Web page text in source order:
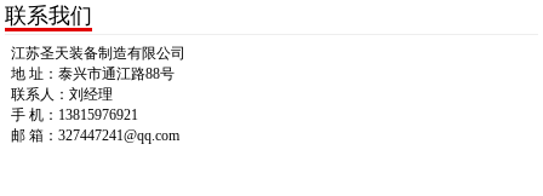
联系我们
江苏圣天装备制造有限公司
地 址：泰兴市通江路88号
联系人：刘经理
手 机：13815976921
邮 箱：327447241@qq.com